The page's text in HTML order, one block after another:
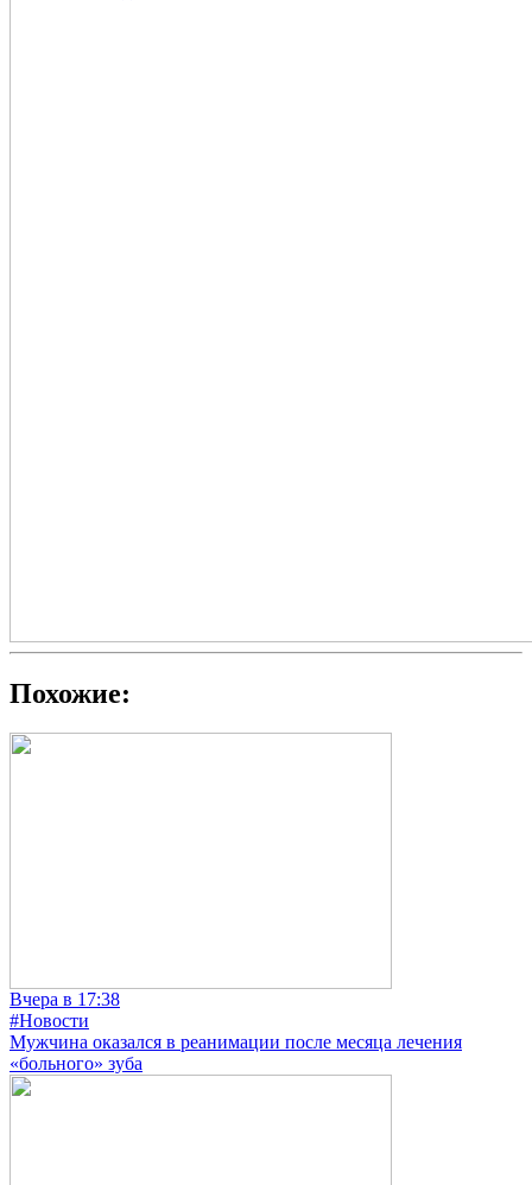
Похожие:
Вчера в 17:38
#Новости
Мужчина оказался в реанимации после месяца лечения
«больного» зуба